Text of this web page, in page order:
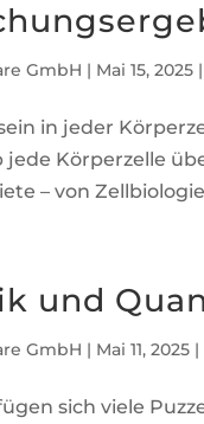
GmbH | Mai 15, 2025
in jeder
jede Körperzelle
– von
und
GmbH | Mai 11, 2025 |
sich viele